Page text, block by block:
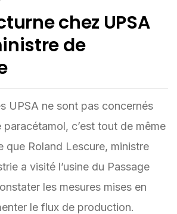
chez UPSA
de
UPSA ne sont pas concernés
paracétamol, c’est tout de même
que Roland Lescure, ministre
a visité l’usine du Passage
les mesures mises en
le flux de production.